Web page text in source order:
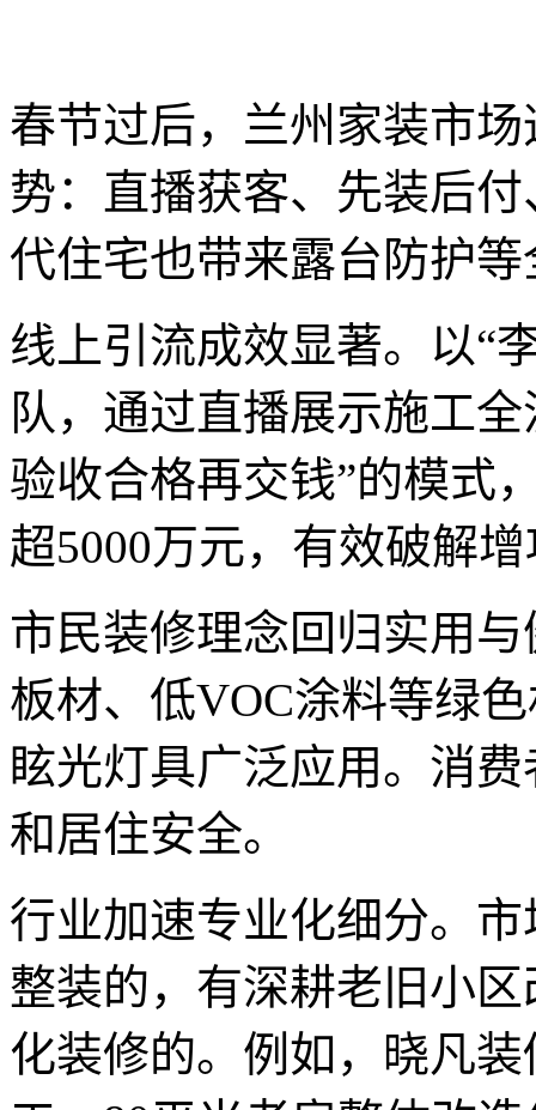
春节过后，兰州家装市
势：直播获客、先装后
代住宅也带来露台防护
线上引流成效显著。以“
队，通过直播展示施工
验收合格再交钱”的模式
超5000万元，有效破解
市民装修理念回归实用
板材、低VOC涂料等绿
眩光灯具广泛应用。消
和居住安全。
行业加速专业化细分。
整装的，有深耕老旧小
化装修的。例如，晓凡